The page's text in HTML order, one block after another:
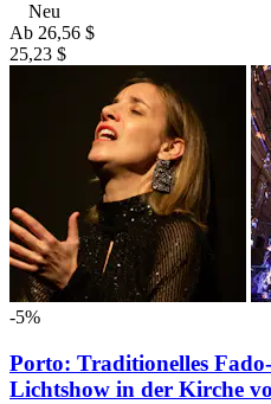
Neu
Ab 26,56 $
25,23 $
-5%
Porto: Traditionelles
Lichtshow in der Kirche